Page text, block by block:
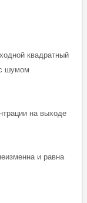
квадратный
шумом
на выходе
и равна